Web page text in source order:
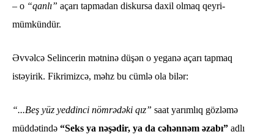
– o “qanlı” açarı tapmadan diskursa daxil olmaq qeyri-
mümkündür.
Əvvəlcə Selincerin mətninə düşən o yeganə açarı tapmaq
istəyirik. Fikrimizcə, məhz bu cümlə ola bilər:
“...Beş yüz yeddinci nömrədəki qız” saat yarımlıq gözləmə
müddətində “Seks ya nəşədir, ya da cəhənnəm əzabı” adlı